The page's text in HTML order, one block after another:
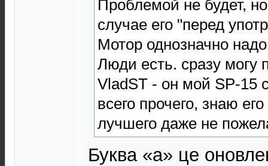
Проблемой не будет,
случае его "перед
Мотор однозначно
Люди есть. сразу могу
VladST - он мой SP-15
всего прочего, знаю
лучшего даже не
Буква «а» це